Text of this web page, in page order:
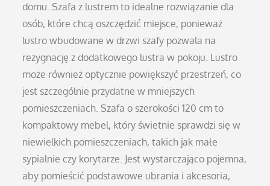
domu. Szafa z lustrem to idealne rozwiązanie dla
osób, które chcą oszczędzić miejsce, ponieważ
lustro wbudowane w drzwi szafy pozwala na
rezygnację z dodatkowego lustra w pokoju. Lustro
może również optycznie powiększyć przestrzeń, co
jest szczególnie przydatne w mniejszych
pomieszczeniach. Szafa o szerokości 120 cm to
kompaktowy mebel, który świetnie sprawdzi się w
niewielkich pomieszczeniach, takich jak małe
sypialnie czy korytarze. Jest wystarczająco pojemna,
aby pomieścić podstawowe ubrania i akcesoria,